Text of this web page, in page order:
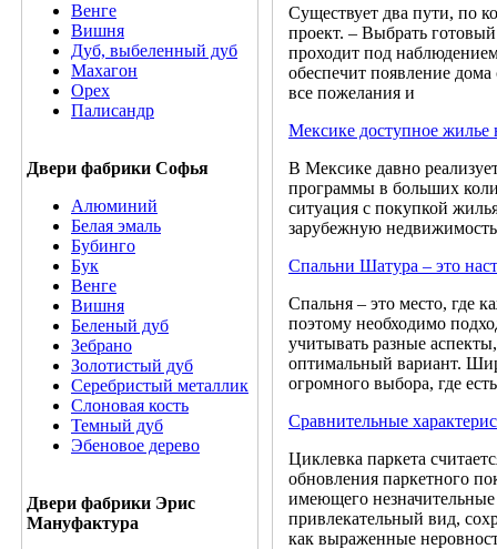
Венге
Вишня
Дуб, выбеленный дуб
Махагон
Орех
Палисандр
Двери фабрики Софья
Алюминий
Белая эмаль
Бубинго
Бук
Венге
Вишня
Беленый дуб
Зебрано
Золотистый дуб
Серебристый металлик
Слоновая кость
Темный дуб
Эбеновое дерево
Двери фабрики Эрис
Мануфактура
Существует два пути, по
проект. – Выбрать
проходит под
обеспечит появление
все пожелания и
Мексике доступное жилье
В Мексике давно
программы в больших
ситуация с покупкой
зарубежную недвижимость
Спальни Шатура – это
Спальня – это место, где
поэтому необходимо
учитывать разные
оптимальный вариант.
огромного выбора, где есть
Сравнительные
Циклевка паркета
обновления паркетного
имеющего
привлекательный вид,
как выраженные